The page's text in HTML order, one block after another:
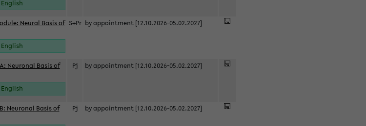
Neural Basis of S+Pr by appointment [12.10.2026-05.02.2027]
Neuronal Basis of
Pj by appointment [12.10.2026-05.02.2027]
Neuronal Basis of
Pj by appointment [12.10.2026-05.02.2027]